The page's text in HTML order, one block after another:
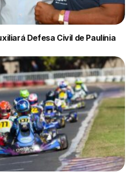
Defesa Civil de Paulínia